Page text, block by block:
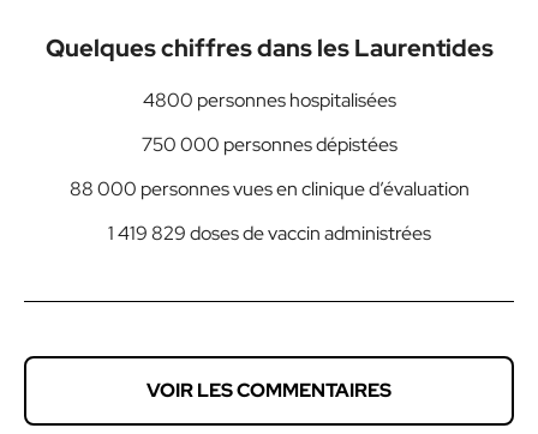
Quelques chiffres dans les Laurentides
4800 personnes hospitalisées
750 000 personnes dépistées
88 000 personnes vues en clinique d’évaluation
1 419 829doses de vaccin administrées
VOIR LES COMMENTAIRES